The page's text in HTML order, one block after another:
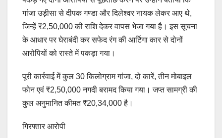
गांजा उड़ीसा से दीपक गण्डा और दिलेश्वर नायक लेकर आए थे,
जिन्हें ₹2,50,000 की राशि देकर वापस भेजा गया है। इस सूचना
के आधार पर घेराबंदी कर सफेद रंग की आर्टिगा कार से दोनों
आरोपियों को रास्ते में पकड़ा गया।
पूरी कार्रवाई में कुल 30 किलोग्राम गांजा, दो कारें, तीन मोबाइल
फोन एवं ₹2,50,000 नगदी बरामद किया गया। जप्त सामग्री की
कुल अनुमानित कीमत ₹20,34,000 है।
गिरफ्तार आरोपी